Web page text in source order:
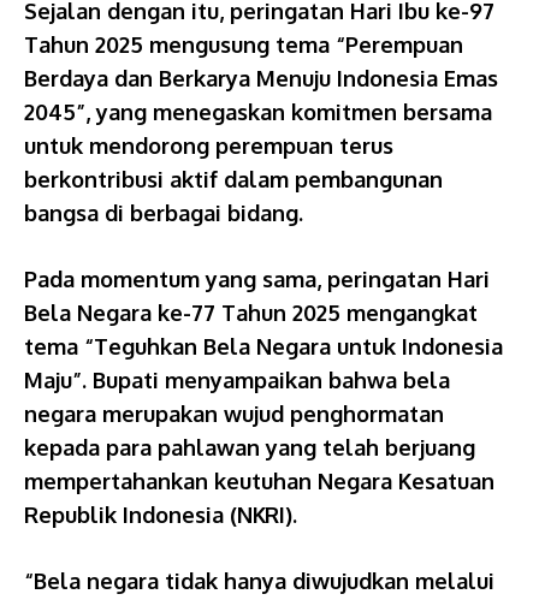
Sejalan dengan itu, peringatan Hari Ibu ke-97
Tahun 2025 mengusung tema “Perempuan
Berdaya dan Berkarya Menuju Indonesia Emas
2045”, yang menegaskan komitmen bersama
untuk mendorong perempuan terus
berkontribusi aktif dalam pembangunan
bangsa di berbagai bidang.
Pada momentum yang sama, peringatan Hari
Bela Negara ke-77 Tahun 2025 mengangkat
tema “Teguhkan Bela Negara untuk Indonesia
Maju”. Bupati menyampaikan bahwa bela
negara merupakan wujud penghormatan
kepada para pahlawan yang telah berjuang
mempertahankan keutuhan Negara Kesatuan
Republik Indonesia (NKRI).
“Bela negara tidak hanya diwujudkan melalui